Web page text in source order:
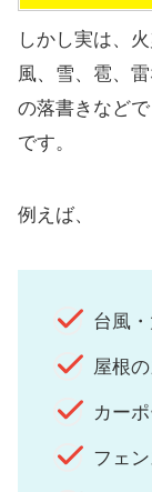
しかし実は、
風、雪、雹、
の落書きなど
です。
例えば、
台風
屋根
カー
フェ